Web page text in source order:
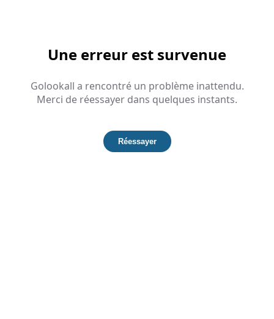
Une erreur est survenue
Golookall a rencontré un problème inattendu.
Merci de réessayer dans quelques instants.
Réessayer